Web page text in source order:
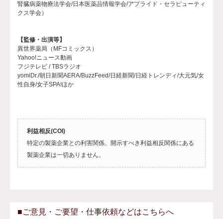
腎臓病薬物療法学会/日本医薬品情報学会/アプライド・セラピューティ
クス学会）
【監修・出演等】
異世界薬局（MFコミックス）
Yahoo!ニュース動画
フジテレビ / TBSラジオ
yomiDr./朝日新聞AERA/BuzzFeed/日経新聞/日経トレンディ/大元気/女
性自身/女子SPA!ほか
利益相反(COI)
特定の製薬企業との利害関係、開示すべき利益相反関係にある
製薬企業は一切ありません。
■ご意見・ご要望・仕事依頼などはこちらへ